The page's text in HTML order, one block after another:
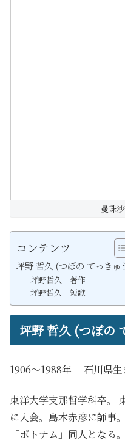
曼珠
コンテンツ
坪野 哲久 (つぼの てっきゅ
坪野哲久 著作
坪野哲久 短歌
坪野 哲久 (つぼの
1906～1988年 石川県生
東洋大学支那哲学科卒。
に入会。島木赤彦に師事
「ポトナム」同人となる